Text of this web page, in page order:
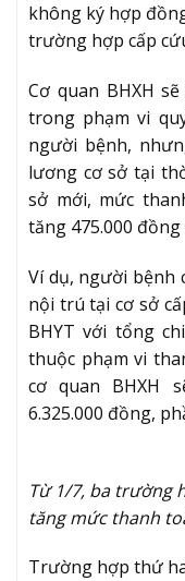
không ký hợp
trường hợp cấp
Cơ quan BHXH
trong phạm vi
người bệnh,
lương cơ sở tại
sở mới, mức
tăng 475.000
Ví dụ, người bệnh
nội trú tại cơ sở
BHYT với tổng
thuộc phạm vi
cơ quan BHXH
6.325.000 đồng,
Từ 1/7, ba trường
tăng mức thanh
Trường hợp thứ